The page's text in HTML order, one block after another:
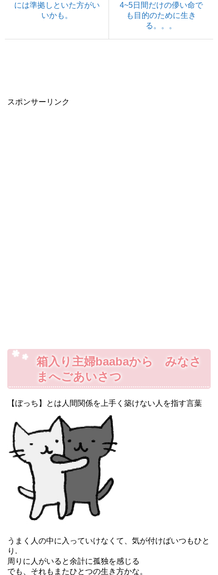
には準拠しといた方がい
いかも。
4~5日間だけの儚い命で
も目的のために生き
る。。。
スポンサーリンク
箱入り主婦baabaから みなさ
まへごあいさつ
【ぼっち】とは人間関係を上手く築けない人を指す言葉
うまく人の中に入っていけなくて、気が付けばいつもひと
り.
周りに人がいると余計に孤独を感じる
でも、それもまたひとつの生き方かな。